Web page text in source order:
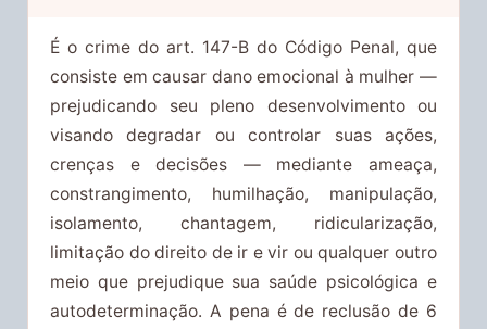
É o crime do art. 147-B do Código Penal, que
consiste em causar dano emocional à mulher —
prejudicando seu pleno desenvolvimento ou
visando degradar ou controlar suas ações,
crenças e decisões — mediante ameaça,
constrangimento, humilhação, manipulação,
isolamento, chantagem, ridicularização,
limitação do direito de ir e vir ou qualquer outro
meio que prejudique sua saúde psicológica e
autodeterminação. A pena é de reclusão de 6